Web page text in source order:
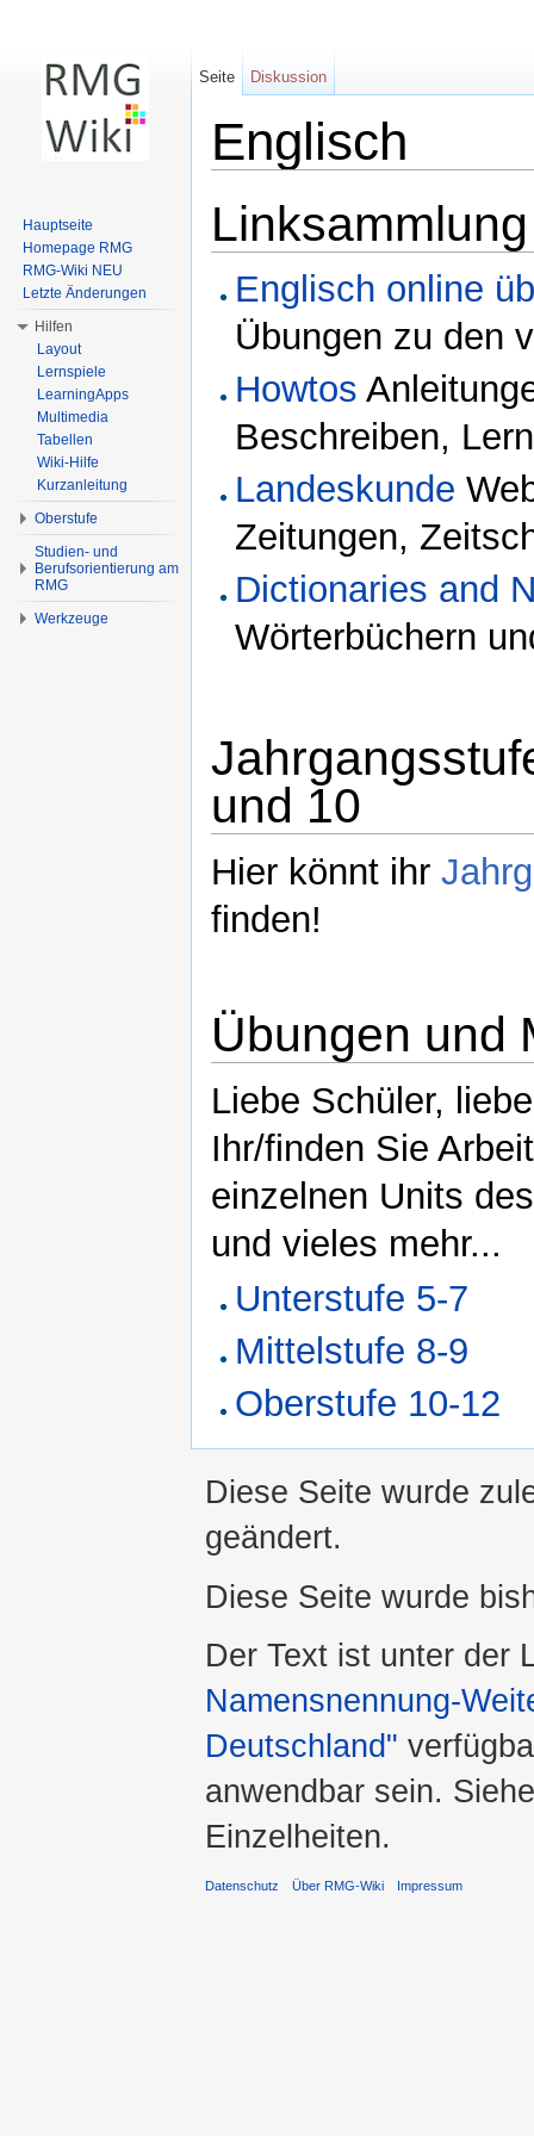
Englisch
Englisch online
Übungen zu den
Howtos
Beschreiben,
Landeskunde
Zeitungen,
Dictionaries and
Wörterbüchern
und 10
Hier könnt ihr
finden!
Übungen und
Liebe Schüler,
Ihr/finden Sie
einzelnen Units
und vieles mehr...
Unterstufe 5-7
Mittelstufe 8-9
Oberstufe 10-12
Seite Diskussion
Hauptseite
Homepage RMG
RMG-Wiki NEU
Letzte Änderungen
Hilfen
Layout
Lernspiele
LearningApps
Multimedia
Tabellen
Wiki-Hilfe
Kurzanleitung
Oberstufe
Studien- und
Berufsorientierung am
RMG
Werkzeuge
Diese Seite wurde
geändert.
Diese Seite wurde
Der Text ist unter der
Namensnennung-
Deutschland"
anwendbar sein.
Einzelheiten.
Datenschutz Über RMG-Wiki Impressum